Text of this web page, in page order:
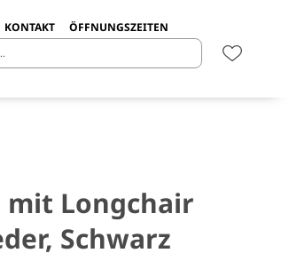
KONTAKT ÖFFNUNGSZEITEN
mit Longchair
Schwarz